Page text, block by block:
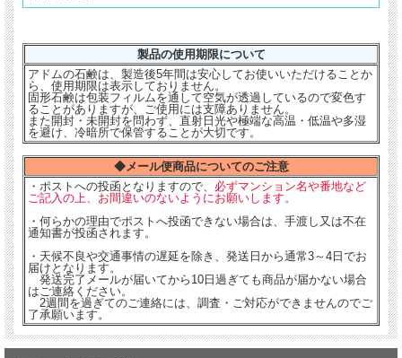
製品の使用期限について
アドムの石鹸は、製造後5年間は安心してお使いいただけることか
ら、使用期限は表示しておりません。
固形石鹸は包装フィルムを通して空気が透過しているので変色す
ることがありますが、ご使用には支障ありません。
また開封・未開封を問わず、直射日光や極端な高温・低温や多湿
を避け、冷暗所で保管することが大切です。
◆メール便商品についてのご注意
・ポストへの投函となりますので、 必ずマンション名や番地など
ご記入の上、お間違いのないようにお願いします。
・何らかの理由でポストへ投函できない場合は、手渡し又は不在
通知書が投函されます。
・天候不良や交通事情の遅延を除き、発送日から通常3～4日でお
届けとなります。
発送完了メールが届いてから10日過ぎても商品が届かない場合
はご連絡ください。
2週間を過ぎてのご連絡には、調査・ご対応ができませんのでご
了承願います。